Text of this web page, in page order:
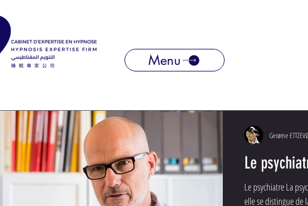
Menu
Le
Le psychiatre La
elle se distingue de
Gerøme